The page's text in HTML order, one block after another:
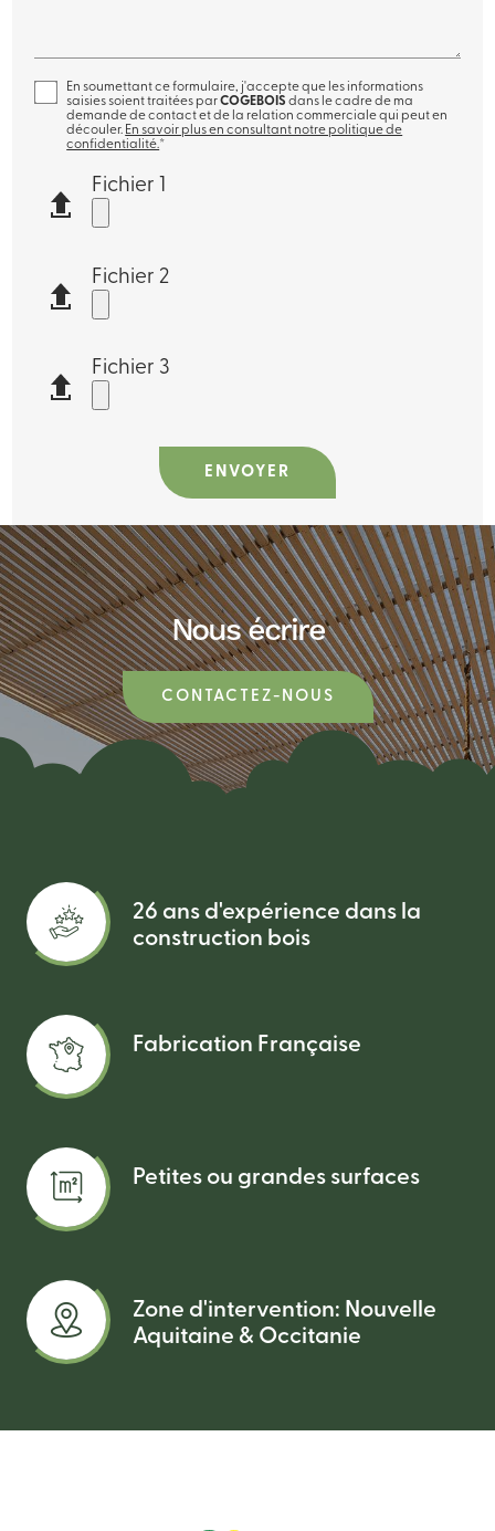
En soumettant ce formulaire, j'accepte que les informations
saisies soient traitées parCOGEBOIS dans le cadre de ma
demande de contact et de la relation commerciale qui peut en
découler. En savoir plus en consultant notre politique de
confidentialité.*
Fichier 1
Fichier 2
Fichier 3
Nous écrire
CONTACTEZ-NOUS
26 ans d'expérience dans la
construction bois
Fabrication Française
Petites ou grandes surfaces
Zone d'intervention: Nouvelle
Aquitaine & Occitanie